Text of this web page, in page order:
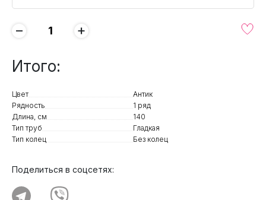
− +
Итого:
Цвет
Антик
Рядность
1 ряд
Длина, см
140
Тип труб
Гладкая
Тип колец
Без колец
Поделиться в соцсетях: